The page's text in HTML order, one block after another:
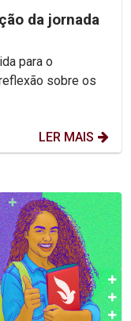
da jornada
para o
sobre os
LER MAIS